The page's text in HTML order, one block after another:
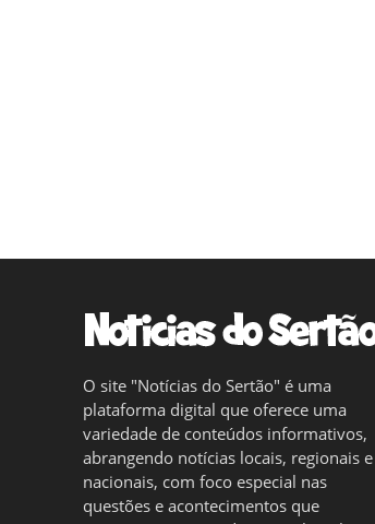
O site "Notícias do Sertão" é uma
plataforma digital que oferece uma
variedade de conteúdos informativos,
abrangendo notícias locais, regionais e
nacionais, com foco especial nas
questões e acontecimentos que